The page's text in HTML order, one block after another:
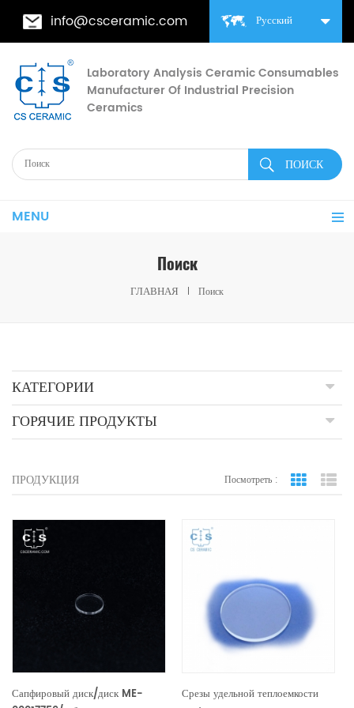
Русский
info@csceramic.com
Laboratory Analysis Ceramic Consumables
Manufacturer Of Industrial Precision
Ceramics
MENU
Поиск
ГЛАВНАЯ Поиск
КАТЕГОРИИ
ГОРЯЧИЕ ПРОДУКТЫ
ПРОДУКЦИЯ Посмотреть : вид сетки
Сапфировый диск/диск ME-
Срезы удельной теплоемкости